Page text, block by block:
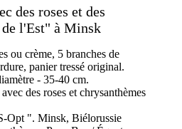
des roses et des
l'Est" à Minsk
ou crème, 5 branches de
panier tressé original.
- 35-40 cm.
des roses et chrysanthèmes
Opt ". Minsk, Biélorussie